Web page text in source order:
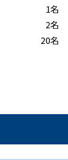
1名
2名
20名